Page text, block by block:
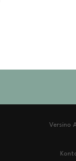
Versino